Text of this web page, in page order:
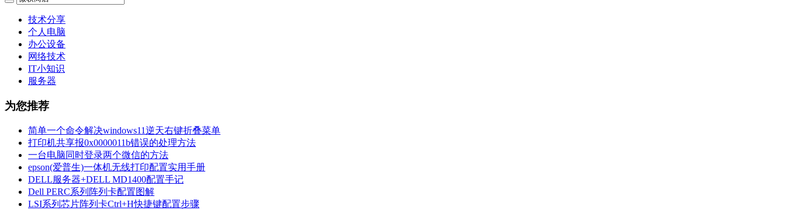
技术分享
个人电脑
办公设备
网络技术
IT小知识
服务器
为您推荐
简单一个命令解决windows11逆天右键折叠菜单
打印机共享报0x0000011b错误的处理方法
一台电脑同时登录两个微信的方法
epson(爱普生)一体机无线打印配置实用手册
DELL服务器+DELL MD1400配置手记
Dell PERC系列阵列卡配置图解
LSI系列芯片阵列卡Ctrl+H快捷键配置步骤